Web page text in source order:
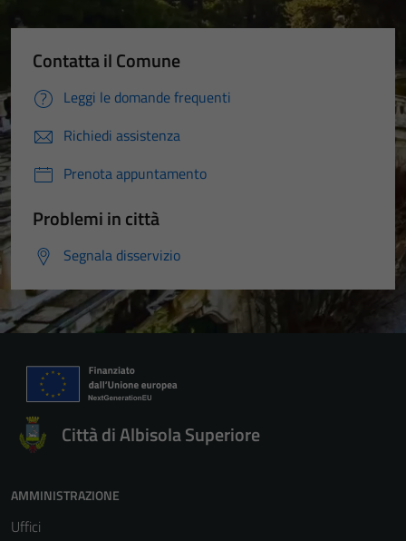
Contatta il Comune
Leggi le domande frequenti
Richiedi assistenza
Prenota appuntamento
Problemi in città
Segnala disservizio
Città di Albisola Superiore
AMMINISTRAZIONE
Uffici